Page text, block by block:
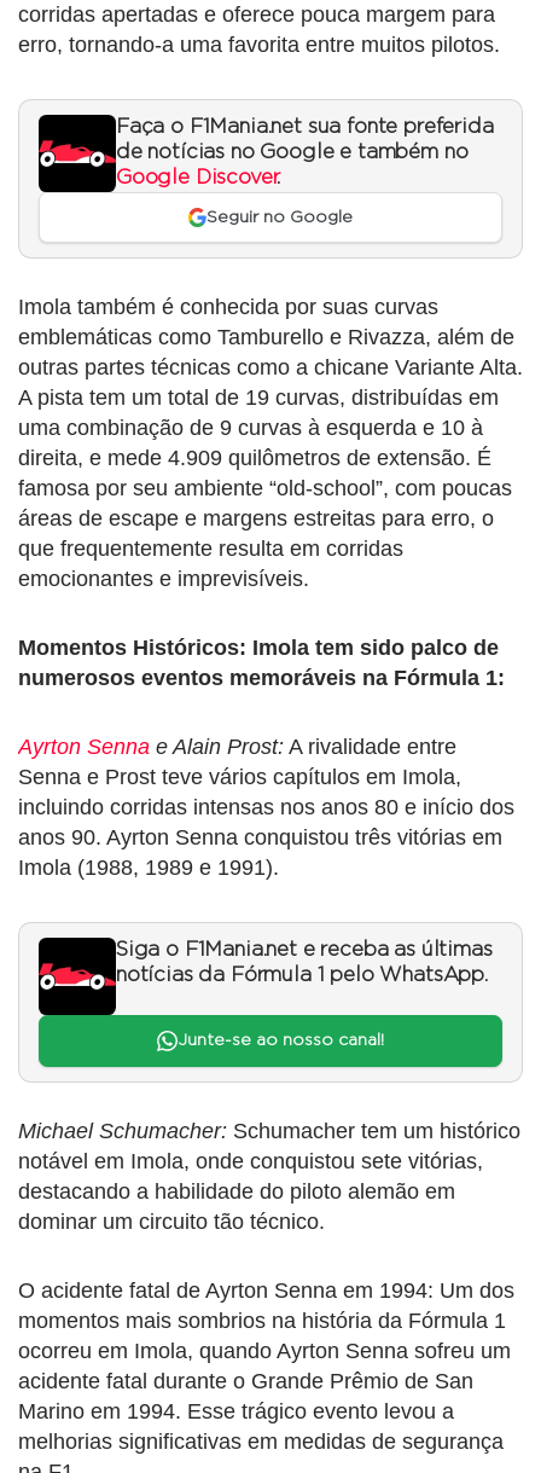
corridas apertadas e oferece pouca margem para
erro, tornando-a uma favorita entre muitos pilotos.
Faça o F1Mania.net sua fonte preferida
de notícias no Google e também no
Google Discover.
Seguir no Google
Imola também é conhecida por suas curvas
emblemáticas como Tamburello e Rivazza, além de
outras partes técnicas como a chicane Variante Alta.
A pista tem um total de 19 curvas, distribuídas em
uma combinação de 9 curvas à esquerda e 10 à
direita, e mede 4.909 quilômetros de extensão. É
famosa por seu ambiente “old-school”, com poucas
áreas de escape e margens estreitas para erro, o
que frequentemente resulta em corridas
emocionantes e imprevisíveis.
Momentos Históricos: Imola tem sido palco de
numerosos eventos memoráveis na Fórmula 1:
Ayrton Senna e Alain Prost: A rivalidade entre
Senna e Prost teve vários capítulos em Imola,
incluindo corridas intensas nos anos 80 e início dos
anos 90. Ayrton Senna conquistou três vitórias em
Imola (1988, 1989 e 1991).
Siga o F1Mania.net e receba as últimas
notícias da Fórmula 1 pelo WhatsApp.
Junte-se ao nosso canal!
Michael Schumacher: Schumacher tem um histórico
notável em Imola, onde conquistou sete vitórias,
destacando a habilidade do piloto alemão em
dominar um circuito tão técnico.
O acidente fatal de Ayrton Senna em 1994: Um dos
momentos mais sombrios na história da Fórmula 1
ocorreu em Imola, quando Ayrton Senna sofreu um
acidente fatal durante o Grande Prêmio de San
Marino em 1994. Esse trágico evento levou a
melhorias significativas em medidas de segurança